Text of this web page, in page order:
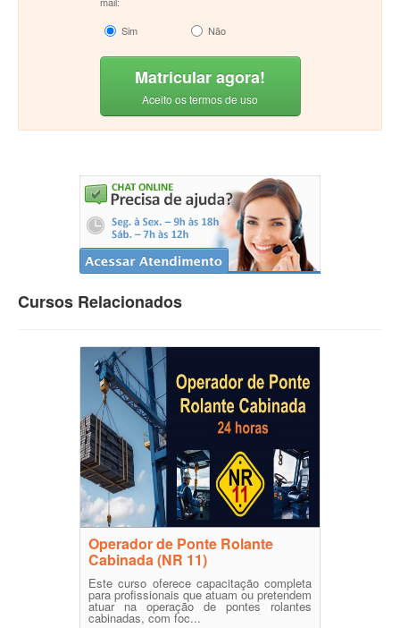
Sim
Não
Matricular agora!
Aceito os termos de uso
Cursos Relacionados
Operador de Ponte Rolante
Cabinada (NR 11)
Este curso oferece capacitação completa
para profissionais que atuam ou pretendem
atuar na operação de pontes rolantes
cabinadas, com foc...